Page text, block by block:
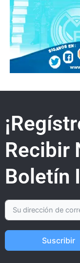
Recibir
Boletín
Suscribir